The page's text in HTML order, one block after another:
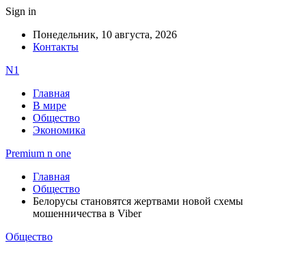
Sign in
Понедельник, 10 августа, 2026
Контакты
N1
Главная
В мире
Общество
Экономика
Premium n one
Главная
Общество
Белорусы становятся жертвами новой схемы
мошенничества в Viber
Общество